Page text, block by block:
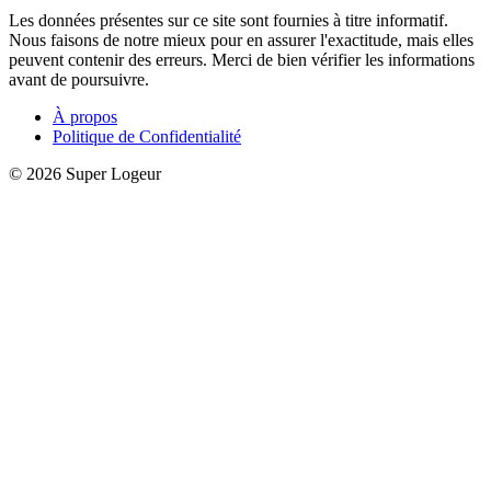
Les données présentes sur ce site sont fournies à titre informatif.
Nous faisons de notre mieux pour en assurer l'exactitude, mais elles
peuvent contenir des erreurs. Merci de bien vérifier les informations
avant de poursuivre.
À propos
Politique de Confidentialité
© 2026 Super Logeur